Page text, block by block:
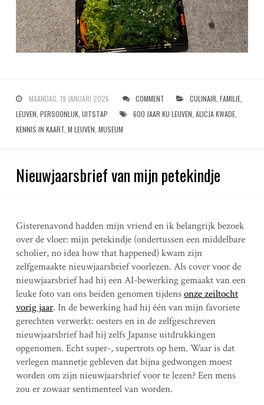
MAANDAG, 19 JANUARI 2026 COMMENT CULINAIR FAMILIE,
LEUVEN PERSOONLIJK, UITSTAP 600 JAAR KU LEUVEN ALICJA KWADE,
KENNIS IN KAART, M LEUVEN MUSEUM
Nieuwjaarsbrief van mijn petekindje
Gisterenavond hadden mijn vriend en ik belangrijk bezoek
over de vloer: mijn petekindje (ondertussen een middelbare
scholier, no idea how that happened) kwam zijn
zelfgemaakte nieuwjaarsbrief voorlezen. Als cover voor de
nieuwjaarsbrief had hij een AI-bewerking gemaakt van een
leuke foto van ons beiden genomen tijdensonze zeiltocht
vorig jaar. In de bewerking had hij één van mijn favoriete
gerechten verwerkt: oesters en in de zelfgeschreven
nieuwjaarsbrief had hij zelfs Japanse uitdrukkingen
opgenomen. Echt super-, supertrots op hem. Waar is dat
verlegen mannetje gebleven dat bijna gedwongen moest
worden om zijn nieuwjaarsbrief voor te lezen? Een mens
zou er zowaar sentimenteel van worden.